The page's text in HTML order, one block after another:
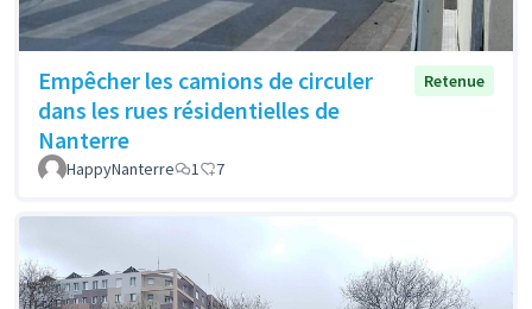
Empêcher les camions de circuler
dans les rues résidentielles de
Nanterre
Retenue
HappyNanterre 1 7